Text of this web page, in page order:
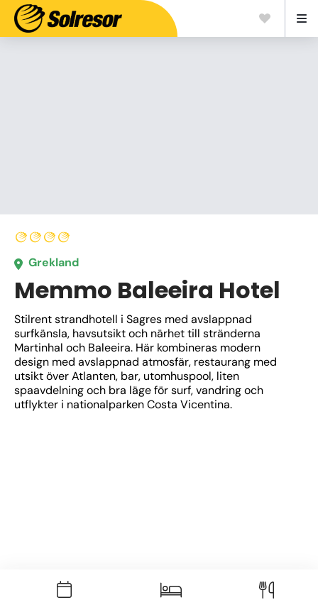
Grekland
Memmo Baleeira Hotel
Stilrent strandhotell i Sagres med avslappnad
surfkänsla, havsutsikt och närhet till stränderna
Martinhal och Baleeira. Här kombineras modern
design med avslappnad atmosfär, restaurang med
utsikt över Atlanten, bar, utomhuspool, liten
spaavdelning och bra läge för surf, vandring och
utflykter i nationalparken Costa Vicentina.